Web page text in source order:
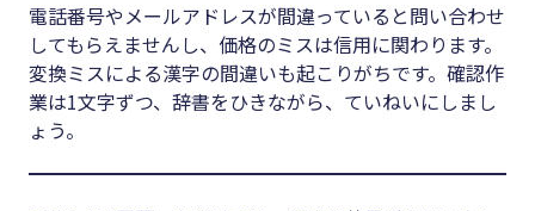
電話番号やメールアドレスが間違っていると問い合わせ
してもらえませんし、価格のミスは信用に関わります。
変換ミスによる漢字の間違いも起こりがちです。確認作
業は1文字ずつ、辞書をひきながら、ていねいにしまし
ょう。